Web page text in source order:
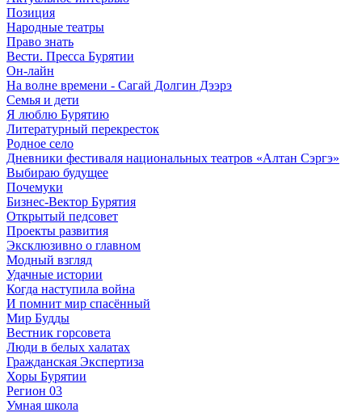
Позиция
Народные театры
Право знать
Вести. Пресса Бурятии
Он-лайн
На волне времени - Сагай Долгин Дээрэ
Семья и дети
Я люблю Бурятию
Литературный перекресток
Родное село
Дневники фестиваля национальных театров «Алтан Сэргэ»
Выбираю будущее
Почемуки
Бизнес-Вектор Бурятия
Открытый педсовет
Проекты развития
Эксклюзивно о главном
Модный взгляд
Удачные истории
Когда наступила война
И помнит мир спасённый
Мир Будды
Вестник горсовета
Люди в белых халатах
Гражданская Экспертиза
Хоры Бурятии
Регион 03
Умная школа